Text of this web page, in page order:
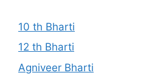
10 th Bharti
12 th Bharti
Agniveer Bharti